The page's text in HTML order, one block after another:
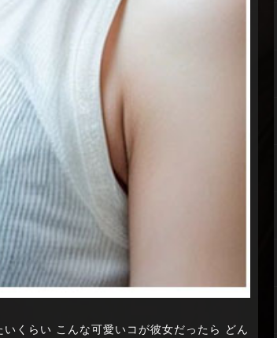
くらい こんな可愛いコが彼女だったら どん